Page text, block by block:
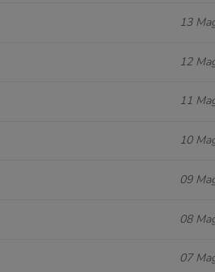
13
12
11
10
09
08
07